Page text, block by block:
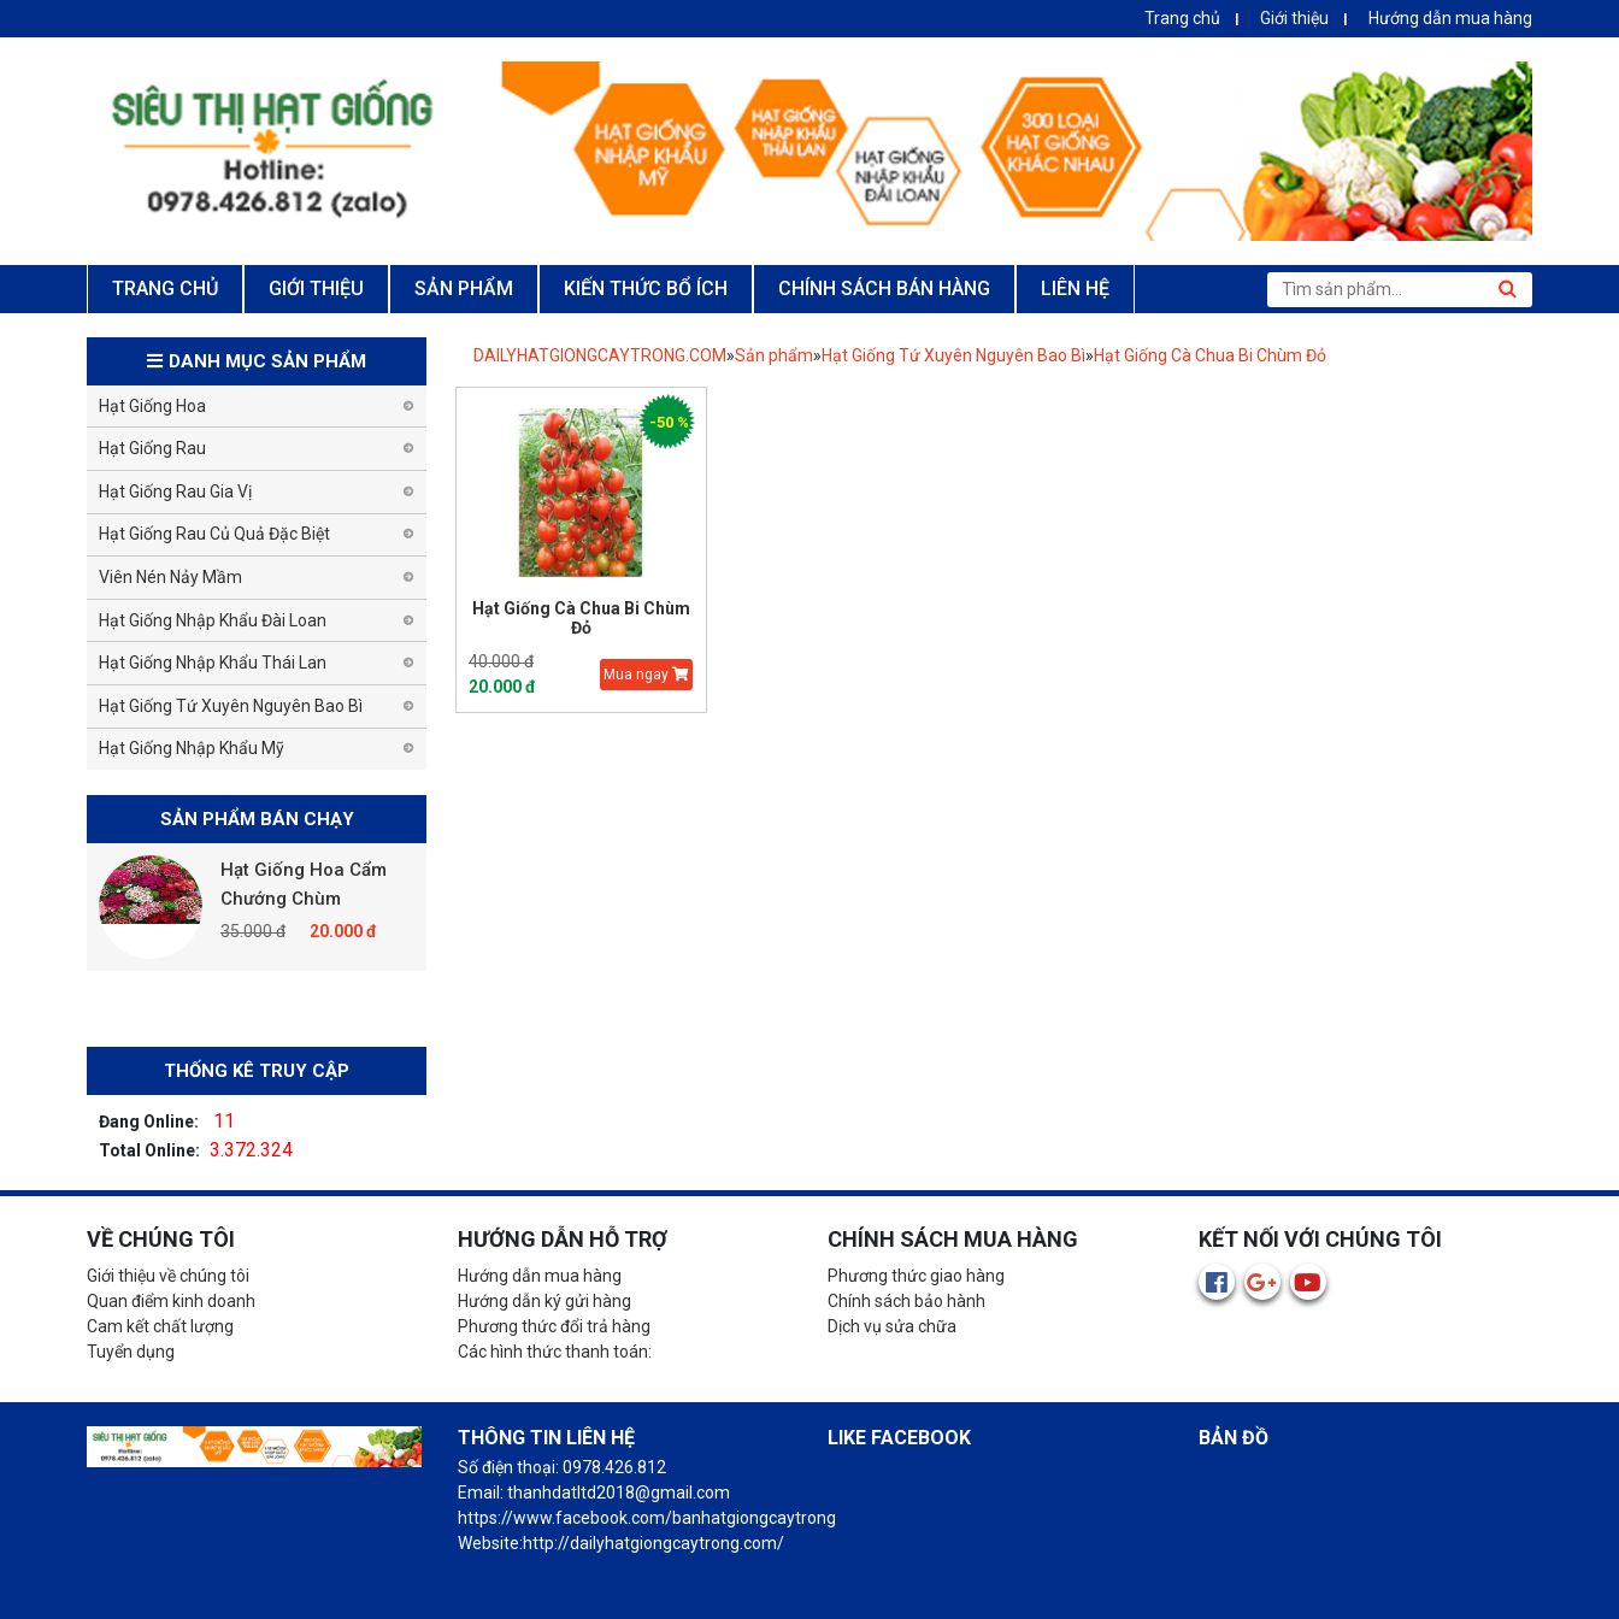
Trang chủ Giới thiệu Hướng dẫn mua hàng
TRANG CHỦ GIỚI THIỆU SẢN PHẨM KIẾN THỨC BỔ ÍCH CHÍNH SÁCH BÁN HÀNG LIÊN HỆ
DAILYHATGIONGCAYTRONG.COM»Sản phẩm»Hạt Giống Tứ Xuyên Nguyên Bao Bì»Hạt Giống Cà Chua Bi Chùm Đỏ
Hạt Giống Cà Chua Bi Chùm
Đỏ
40.000 đ
20.000 đ
Mua ngay
-50 %
DANH MỤC SẢN PHẨM
Hạt Giống Hoa
Hạt Giống Rau
Hạt Giống Rau Gia Vị
Hạt Giống Rau Củ Quả Đặc Biệt
Viên Nén Nảy Mầm
Hạt Giống Nhập Khẩu Đài Loan
Hạt Giống Nhập Khẩu Thái Lan
Hạt Giống Tứ Xuyên Nguyên Bao Bì
Hạt Giống Nhập Khẩu Mỹ
SẢN PHẨM BÁN CHẠY
Hạt Giống Hoa Cẩm
Chướng Chùm
35.000 đ 20.000 đ
THỐNG KÊ TRUY CẬP
Đang Online: 11
Total Online: 3.372.324
VỀ CHÚNG TÔI
Giới thiệu về chúng tôi
Quan điểm kinh doanh
Cam kết chất lượng
Tuyển dụng
HƯỚNG DẪN HỖ TRỢ
Hướng dẫn mua hàng
Hướng dẫn ký gửi hàng
Phương thức đổi trả hàng
Các hình thức thanh toán:
CHÍNH SÁCH MUA HÀNG
Phương thức giao hàng
Chính sách bảo hành
Dịch vụ sửa chữa
KẾT NỐI VỚI CHÚNG TÔI
THÔNG TIN LIÊN HỆ
Số điện thoại: 0978.426.812
Email: thanhdatltd2018@gmail.com
https://www.facebook.com/banhatgiongcaytrong
Website:http://dailyhatgiongcaytrong.com/
LIKE FACEBOOK BẢN ĐỒ